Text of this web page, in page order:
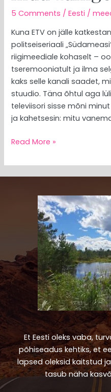
5 Comments /Eesti /
Kuna ETV on jälle
politseiseriaali
riigimeediale kohaselt –
tseremooniatult ja ilma
kaks selle kanali saadet,
stuudio. Täna õhtul aga
televiisori sisse mõni
ja kahetsesin: mitu
Read More »
Et Eesti oleks vaba,
põhiseadus kehtiks, et
lapsed oleksid kaitstud
tasub näha